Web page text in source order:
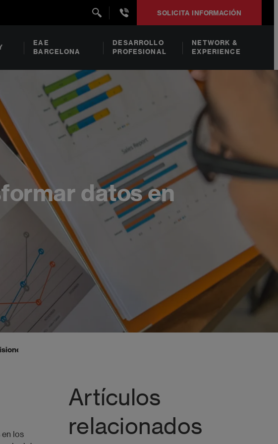
+34932492938SOLICITA INFORMACIÓN
EAE
BARCELONA
DESARROLLO
PROFESIONAL
NETWORK &
EXPERIENCE
datos en
estratégicas
los
Artículos
relacionados